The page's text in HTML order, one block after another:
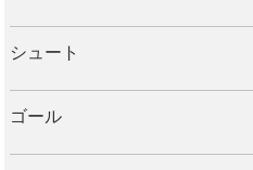
シュート
ゴール